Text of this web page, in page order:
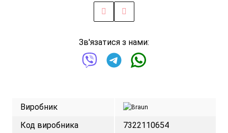
Зв'язатися з нами:
Виробник
Код виробника
7322110654